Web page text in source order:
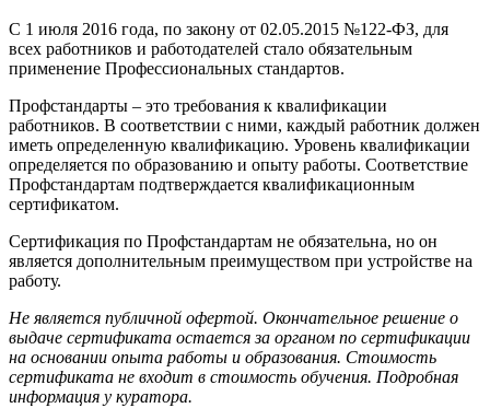
С 1 июля 2016 года, по закону от 02.05.2015 №122-ФЗ, для
всех работников и работодателей стало обязательным
применение Профессиональных стандартов.
Профстандарты – это требования к квалификации
работников. В соответствии с ними, каждый работник должен
иметь определенную квалификацию. Уровень квалификации
определяется по образованию и опыту работы. Соответствие
Профстандартам подтверждается квалификационным
сертификатом.
Сертификация по Профстандартам не обязательна, но он
является дополнительным преимуществом при устройстве на
работу.
Не является публичной офертой. Окончательное решение о
выдаче сертификата остается за органом по сертификации
на основании опыта работы и образования. Стоимость
сертификата не входит в стоимость обучения. Подробная
информация у куратора.